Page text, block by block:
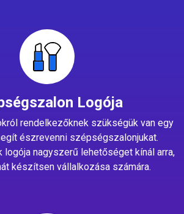
Logója
rendelkezőknek szükségük van egy
észrevenni szépségszalonjukat.
nagyszerű lehetőséget kínál arra,
készítsen vállalkozása számára.